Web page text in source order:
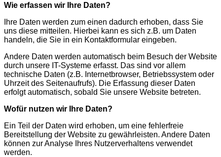
Wie erfassen wir Ihre Daten?
Ihre Daten werden zum einen dadurch erhoben, dass Sie
uns diese mitteilen. Hierbei kann es sich z.B. um Daten
handeln, die Sie in ein Kontaktformular eingeben.
Andere Daten werden automatisch beim Besuch der Website
durch unsere IT-Systeme erfasst. Das sind vor allem
technische Daten (z.B. Internetbrowser, Betriebssystem oder
Uhrzeit des Seitenaufrufs). Die Erfassung dieser Daten
erfolgt automatisch, sobald Sie unsere Website betreten.
Wofür nutzen wir Ihre Daten?
Ein Teil der Daten wird erhoben, um eine fehlerfreie
Bereitstellung der Website zu gewährleisten. Andere Daten
können zur Analyse Ihres Nutzerverhaltens verwendet
werden.